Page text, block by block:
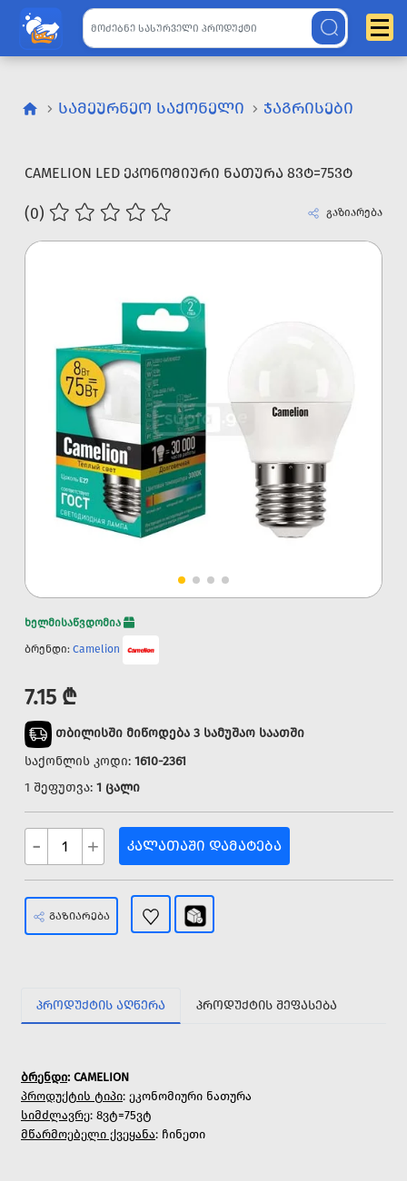
ᲡᲐᲛᲔᲣᲠᲜᲔᲝ ᲡᲐᲥᲝᲜᲔᲚᲘ ᲯᲐᲒᲠᲘᲡᲔᲑᲘ
CAMELION LED ᲔᲙᲝᲜᲝᲛᲘᲣᲠᲘ ᲜᲐᲗᲣᲠᲐ 8ᲕᲢ=75ᲕᲢ
(0) გაზიარება
ხელმისაწვდომია
ბრენდი: Camelion
7.15 ₾
თბილისში მიწოდება 3 სამუშაო საათში
საქონლის კოდი: 1610-2361
1 შეფუთვა: 1 ცალი
- + ᲙᲐᲚᲐᲗᲐᲨᲘ ᲓᲐᲛᲐᲢᲔᲑᲐ
ᲒᲐᲖᲘᲐᲠᲔᲑᲐ
ᲞᲠᲝᲓᲣᲥᲢᲘᲡ ᲐᲦᲬᲔᲠᲐ ᲞᲠᲝᲓᲣᲥᲢᲘᲡ ᲨᲔᲤᲐᲡᲔᲑᲐ
ბრენდი: CAMELION
პროდუქტის ტიპი: ეკონომიური ნათურა
სიმძლავრე: 8ვტ=75ვტ
მწარმოებელი ქვეყანა: ჩინეთი